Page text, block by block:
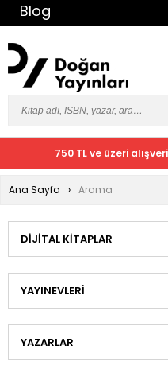
Blog
750 TL ve üzeri
Ana Sayfa Arama
DIJITAL KITAPLAR
YAYINEVLERI
YAZARLAR